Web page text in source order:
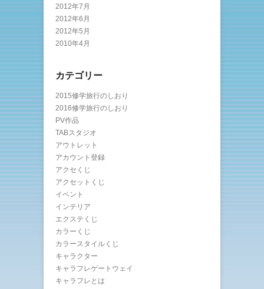
2012年7月
2012年6月
2012年5月
2010年4月
カテゴリー
2015修学旅行のしおり
2016修学旅行のしおり
PV作品
TABスタジオ
アウトレット
アカウント登録
アクセくじ
アクセットくじ
イベント
インテリア
エクステくじ
カラーくじ
カラースタイルくじ
キャラクター
キャラフレゲートウェイ
キャラフレとは